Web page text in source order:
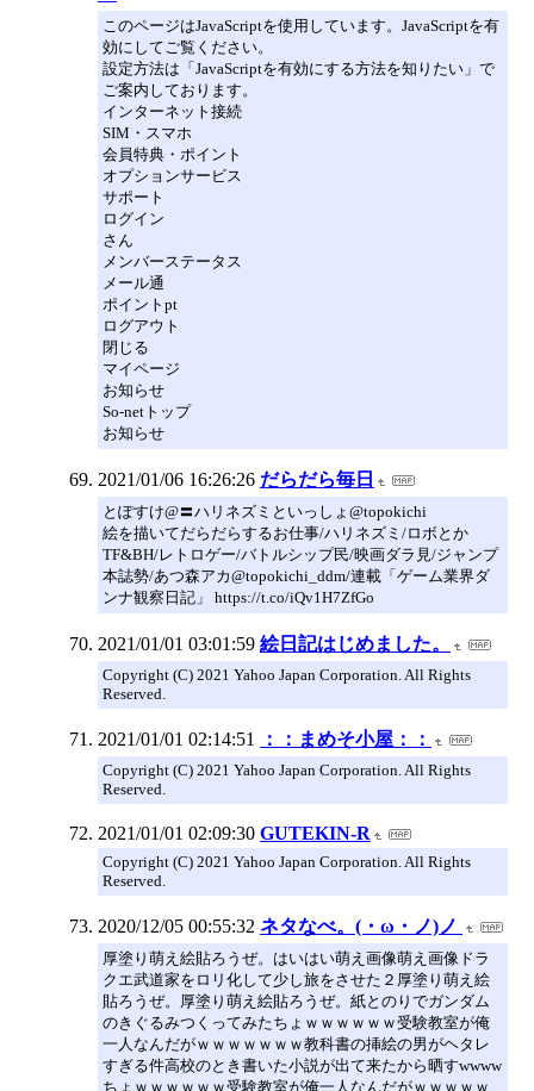
このページはJavaScriptを使用しています。JavaScriptを有
効にしてご覧ください。
設定方法は「JavaScriptを有効にする方法を知りたい」で
ご案内しております。
インターネット接続
SIM・スマホ
会員特典・ポイント
オプションサービス
サポート
ログイン
さん
メンバーステータス
メール通
ポイントpt
ログアウト
閉じる
マイページ
お知らせ
So-netトップ
お知らせ
2021/01/06 16:26:26 だらだら毎日
とぽすけ@〓ハリネズミといっしょ@topokichi
絵を描いてだらだらするお仕事/ハリネズミ/ロボとか
TF&BH/レトロゲー/バトルシップ民/映画ダラ見/ジャンプ
本誌勢/あつ森アカ@topokichi_ddm/連載「ゲーム業界ダ
ンナ観察日記」 https://t.co/iQv1H7ZfGo
2021/01/01 03:01:59 絵日記はじめました。
Copyright (C) 2021 Yahoo Japan Corporation. All Rights
Reserved.
2021/01/01 02:14:51 ：：まめそ小屋：：
Copyright (C) 2021 Yahoo Japan Corporation. All Rights
Reserved.
2021/01/01 02:09:30 GUTEKIN-R
Copyright (C) 2021 Yahoo Japan Corporation. All Rights
Reserved.
2020/12/05 00:55:32 ネタなべ。(・ω・ノ)ノ
厚塗り萌え絵貼ろうぜ。はいはい萌え画像萌え画像ドラ
クエ武道家をロリ化して少し旅をさせた２厚塗り萌え絵
貼ろうぜ。厚塗り萌え絵貼ろうぜ。紙とのりでガンダム
のきぐるみつくってみたちょｗｗｗｗｗｗ受験教室が俺
一人なんだがｗｗｗｗｗｗｗ教科書の挿絵の男がヘタレ
すぎる件高校のとき書いた小説が出て来たから晒すwwww
ちょｗｗｗｗｗｗ受験教室が俺一人なんだがｗｗｗｗｗ